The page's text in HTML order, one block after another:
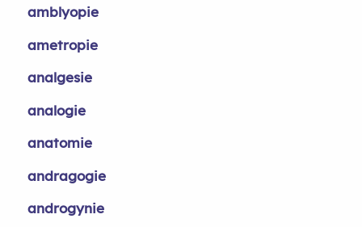
amblyopie
ametropie
analgesie
analogie
anatomie
andragogie
androgynie